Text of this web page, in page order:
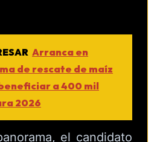
Arranca en
de rescate de maíz
a 400 mil
2026
el candidato